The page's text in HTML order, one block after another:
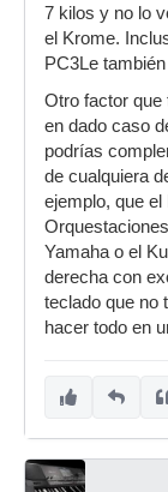
7 kilos y no lo
el Krome.
PC3Le
Otro factor que
en dado caso
podrías
de cualquiera
ejemplo, que
Yamaha o el
derecha con
teclado que no
hacer todo en